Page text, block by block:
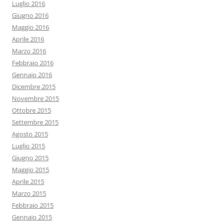
Luglio 2016
Giugno 2016
Maggio 2016
Aprile 2016
Marzo 2016
Febbraio 2016
Gennaio 2016
Dicembre 2015
Novembre 2015
Ottobre 2015
Settembre 2015
Agosto 2015
Luglio 2015
Giugno 2015
Maggio 2015
Aprile 2015
Marzo 2015
Febbraio 2015
Gennaio 2015